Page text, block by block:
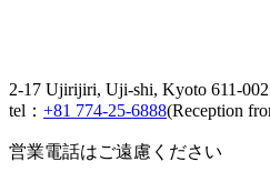
2-17 Ujirijiri, Uji-shi, Kyoto 611-
tel： +81 774-25-6888(Reception
営業電話はご遠慮ください